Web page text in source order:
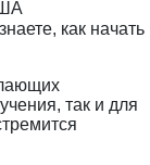
как начать
так и для